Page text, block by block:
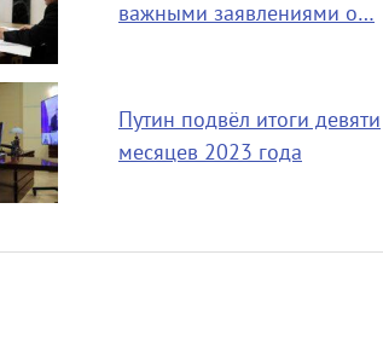
важными заявлениями о…
Путин подвёл итоги девяти
месяцев 2023 года